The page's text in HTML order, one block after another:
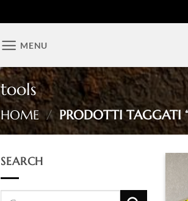
MENU
tools
HOME / PRODOTTI TAGGATI
SEARCH